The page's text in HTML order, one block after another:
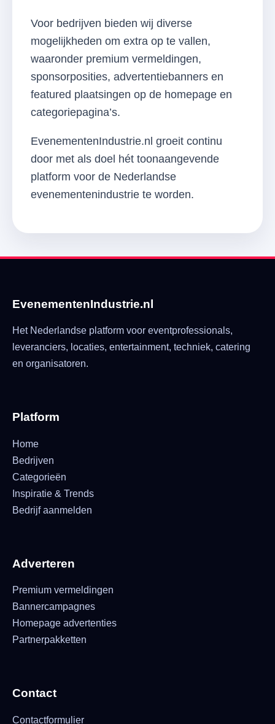
Voor bedrijven bieden wij diverse
mogelijkheden om extra op te vallen,
waaronder premium vermeldingen,
sponsorposities, advertentiebanners en
featured plaatsingen op de homepage en
categoriepagina’s.
EvenementenIndustrie.nl groeit continu
door met als doel hét toonaangevende
platform voor de Nederlandse
evenementenindustrie te worden.
EvenementenIndustrie.nl
Het Nederlandse platform voor eventprofessionals,
leveranciers, locaties, entertainment, techniek, catering
en organisatoren.
Platform
Home
Bedrijven
Categorieën
Inspiratie & Trends
Bedrijf aanmelden
Adverteren
Premium vermeldingen
Bannercampagnes
Homepage advertenties
Partnerpakketten
Contact
Contactformulier